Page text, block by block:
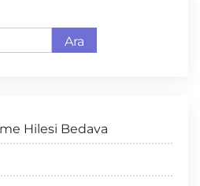
Ara
Hilesi Bedava